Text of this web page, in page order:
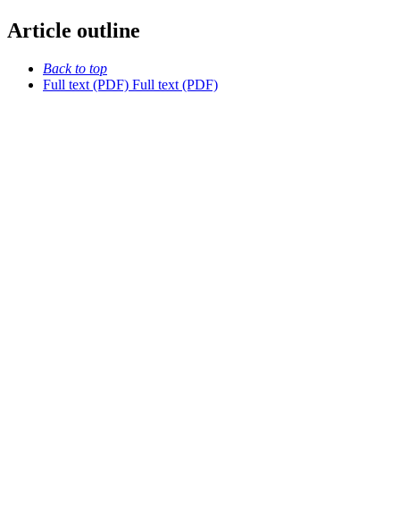
Article outline
Back to top
Full text (PDF) Full text (PDF)